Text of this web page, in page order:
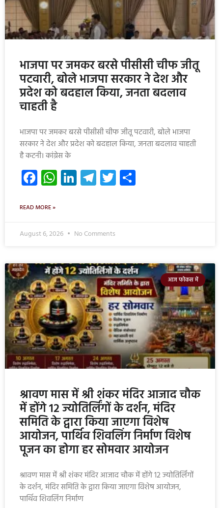
भाजपा पर जमकर बरसे पीसीसी चीफ जीतू
पटवारी, बोले भाजपा सरकार ने देश और
प्रदेश को बदहाल किया, जनता बदलाव
चाहती है
भाजपा पर जमकर बरसे पीसीसी चीफ जीतू पटवारी, बोले भाजपा
सरकार ने देश और प्रदेश को बदहाल किया, जनता बदलाव चाहती
है कटनी। कांग्रेस के
Facebook
WhatsApp
LinkedIn
Telegram
Twitter
READ MORE »
August 6, 2026 No Comments
आज फोकस में
श्रावण मास में श्री शंकर मंदिर आजाद चौक
में होंगे 12 ज्योतिर्लिंगों के दर्शन, मंदिर
समिति के द्वारा किया जाएगा विशेष
आयोजन, पार्थिव शिवलिंग निर्माण विशेष
पूजन का होगा हर सोमवार आयोजन
श्रावण मास में श्री शंकर मंदिर आजाद चौक में होंगे 12 ज्योतिर्लिंगों
के दर्शन, मंदिर समिति के द्वारा किया जाएगा विशेष आयोजन,
पार्थिव शिवलिंग निर्माण